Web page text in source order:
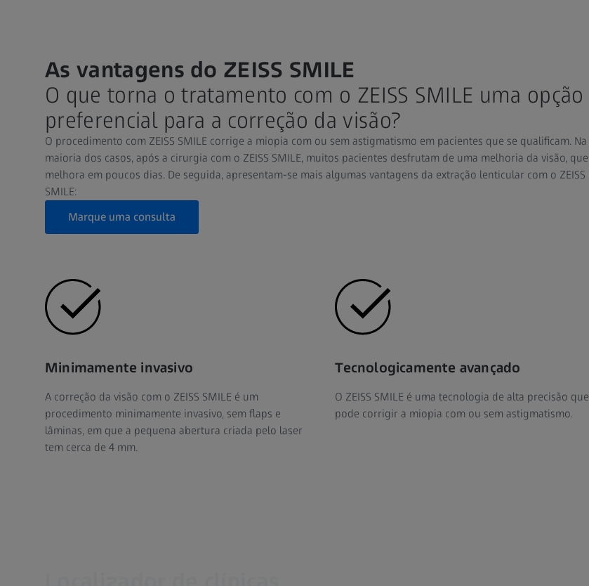
As vantagens do ZEISS SMILE
O que torna o tratamento com o ZEISS SMILE uma opção
preferencial para a correção da visão?
O procedimento com ZEISS SMILE corrige a miopia com ou sem astigmatismo em pacientes que se qualificam. Na
maioria dos casos, após a cirurgia com o ZEISS SMILE, muitos pacientes desfrutam de uma melhoria da visão, que
melhora em poucos dias. De seguida, apresentam-se mais algumas vantagens da extração lenticular com o ZEISS
SMILE:
Marque uma consulta
Minimamente invasivo
A correção da visão com o ZEISS SMILE é um
procedimento minimamente invasivo, sem flaps e
lâminas, em que a pequena abertura criada pelo laser
tem cerca de 4 mm.
Tecnologicamente avançado
O ZEISS SMILE é uma tecnologia de alta precisão que
pode corrigir a miopia com ou sem astigmatismo.